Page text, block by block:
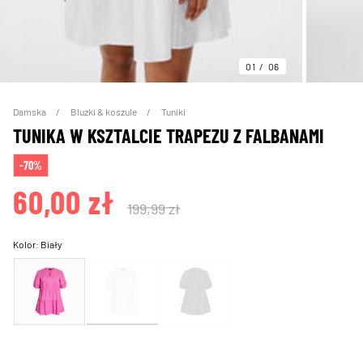
01 06
Damska Bluzki & koszule Tuniki
TUNIKA W KSZTALCIE TRAPEZU Z FALBANAMI
-70%
60,00 zł 199,99 zł
Kolor: Biały